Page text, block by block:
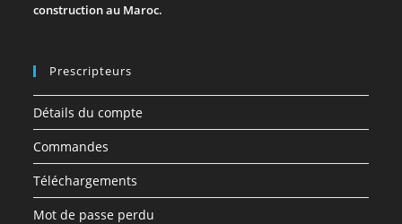
construction au Maroc.
Prescripteurs
Détails du compte
Commandes
Téléchargements
Mot de passe perdu